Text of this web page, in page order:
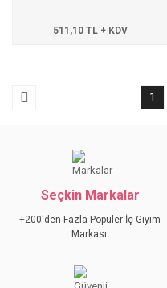
511,10 TL + KDV
1
Seçkin Markalar
+200'den Fazla Popüler İç Giyim
Markası.